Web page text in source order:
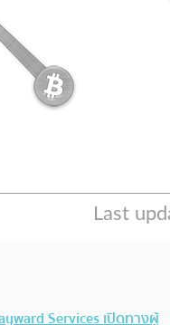
Services เปิดทางผู้